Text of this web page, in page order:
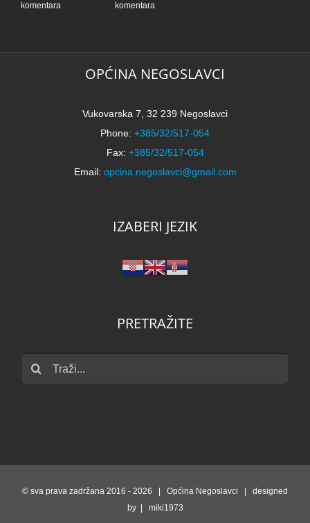
komentara
komentara
OPĆINA NEGOSLAVCI
Vukovarska 7, 32 239 Negoslavci
Phone: +385/32/517-054
Fax: +385/32/517-054
Email: opcina.negoslavci@gmail.com
IZABERI JEZIK
PRETRAŽITE
Traži...
© sva prava zadržana 2016 - 2026 | Općina Negoslavci | designed
by | miki1973